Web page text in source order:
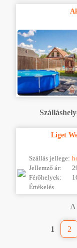
Liget
Szállás jellege:
Jellemző ár:
Férőhelyek:
Értékelés
A
1 2